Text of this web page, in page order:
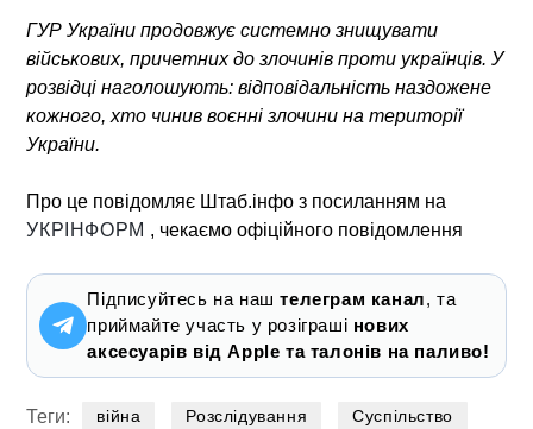
ГУР України продовжує системно знищувати
військових, причетних до злочинів проти українців. У
розвідці наголошують: відповідальність наздожене
кожного, хто чинив воєнні злочини на території
України.
Про це повідомляє Штаб.інфо з посиланням на
УКРІНФОРМ , чекаємо офіційного повідомлення
Підписуйтесь на наштелеграм канал, та
приймайте участь у розіграші нових
аксесуарів від Apple та талонів на паливо!
Теги: війна Розслідування Суспільство